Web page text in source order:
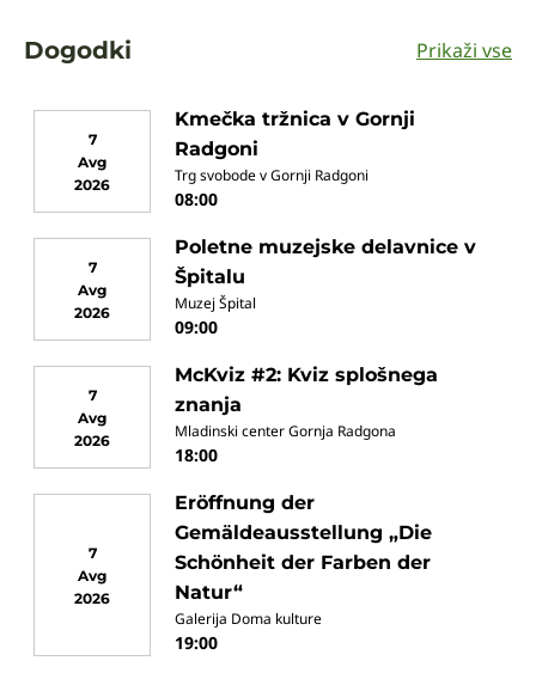
Dogodki Prikaži vse
7
Avg
2026
Kmečka tržnica v Gornji
Radgoni
Trg svobode v Gornji Radgoni
08:00
7
Avg
2026
Poletne muzejske delavnice v
Špitalu
Muzej Špital
09:00
7
Avg
2026
McKviz #2: Kviz splošnega
znanja
Mladinski center Gornja Radgona
18:00
7
Avg
2026
Eröffnung der
Gemäldeausstellung „Die
Schönheit der Farben der
Natur“
Galerija Doma kulture
19:00